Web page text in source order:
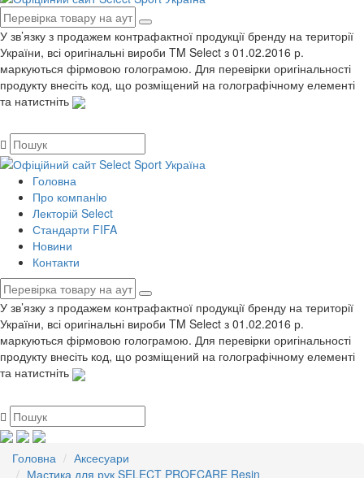
У зв’язку з продажем контрафактної продукції бренду на території
України, всі оригінальні вироби TM Select з 01.02.2016 р.
маркуються фірмовою голограмою. Для перевірки оригінальності
продукту внесіть код, що розміщений на голографічному елементі
та натистніть
Головна
Про компанiю
Лекторій Select
Стандарти FIFA
Новини
Контакти
У зв’язку з продажем контрафактної продукції бренду на території
України, всі оригінальні вироби TM Select з 01.02.2016 р.
маркуються фірмовою голограмою. Для перевірки оригінальності
продукту внесіть код, що розміщений на голографічному елементі
та натистніть
Головна
Аксесуари
Мастика для рук SELECT PROFCARE Resin